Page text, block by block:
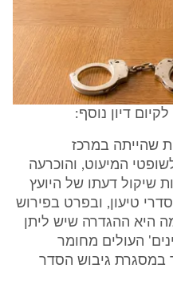
שהייתה במרכז
המיעוט, והוכרעה
שיקול דעתו של היועץ
טיעון, ובפרט בפירוש
היא ההגדרה שיש ליתן
העולים מחומר
במסגרת גיבוש הסדר